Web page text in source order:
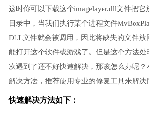
这时你可以下载这个imagelayer.dll文件把它
目录中，当我们执行某个进程文件
DLL文件就会被调用，因此将缺失的文件放
能打开这个软件或游戏了。但是这个方法
次遇到了还不好快速解决，那该怎么办呢？
解决方法，推荐使用专业的修复工具来解决
快速解决方法如下：